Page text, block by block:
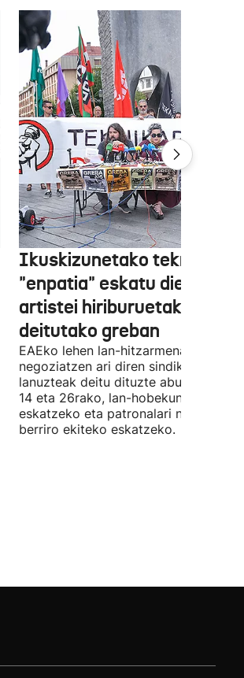
Ikuskizunetako teknikariek
"enpatia" eskatu diete
artistei hiriburuetako
deitutako greban
EAEko lehen lan-hitzarmena
negoziatzen ari diren sindikatuek
lanuzteak deitu dituzte abuztuaren 5,
14 eta 26rako, lan-hobekuntzak
eskatzeko eta patronalari
berriro ekiteko eskatzeko.